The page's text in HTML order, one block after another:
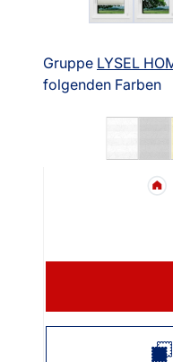
Gruppe LYSEL
folgenden Farben